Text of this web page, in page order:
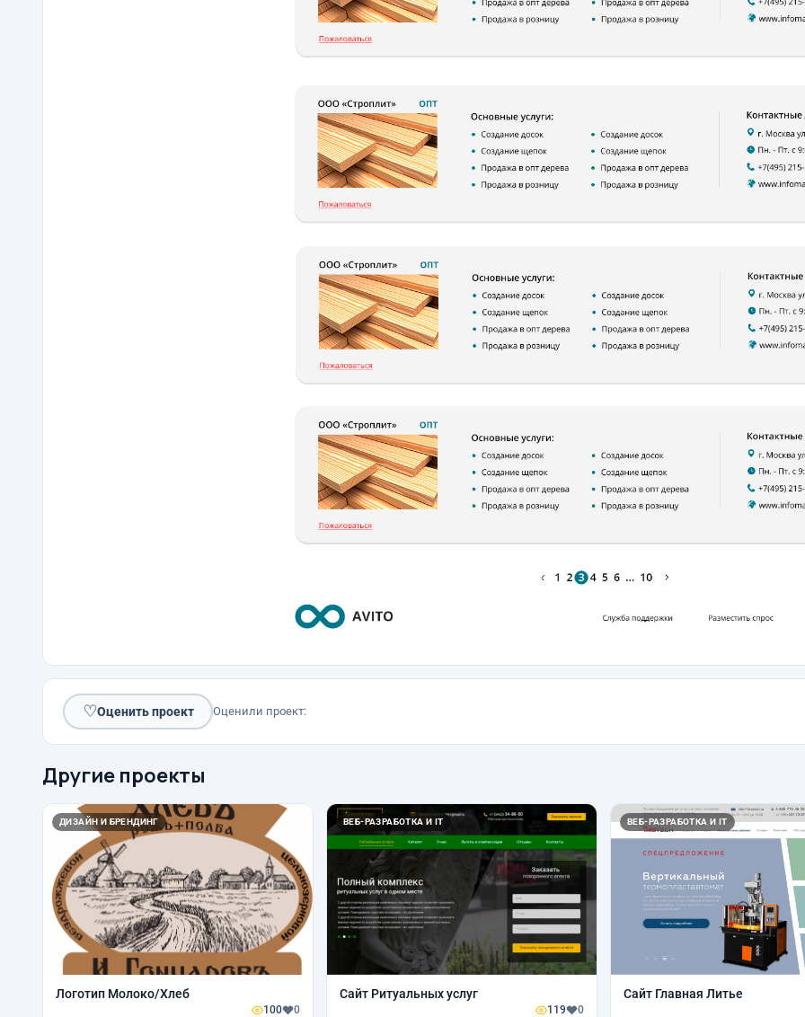
♡Оценить проект Оценили проект:
Другие проекты
ДИЗАЙН И БРЕНДИНГ
Логотип Молоко/Хлеб
100 0
ВЕБ-РАЗРАБОТКА И IT
Сайт Ритуальных услуг
119 0
ВЕБ-РАЗРАБОТКА И IT
Сайт Главная Литье